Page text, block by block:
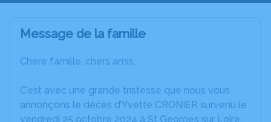
Message de la famille
Chère famille, chers amis,
C’est avec une grande tristesse que nous vous
annonçons le décès d’Yvette CRONIER survenu le
vendredi 25 octobre 2024 à St Georges sur Loire.